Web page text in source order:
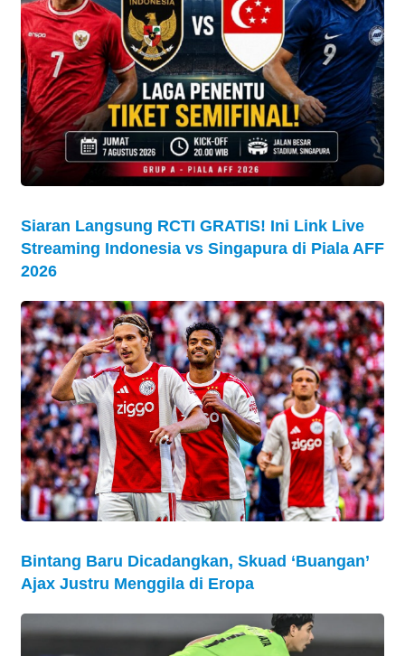
Siaran Langsung RCTI GRATIS! Ini Link Live
Streaming Indonesia vs Singapura di Piala AFF
2026
Bintang Baru Dicadangkan, Skuad ‘Buangan’
Ajax Justru Menggila di Eropa